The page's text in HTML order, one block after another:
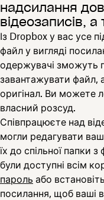
надсилання
відеозаписів,
Із Dropbox у вас усе
файл у вигляді
одержувачі зможуть
завантажувати файл,
оригінал. Ви можете
власний розсуд.
Співпрацюєте над
могли редагувати
їх до спільної папки
були доступні всім
пароль або
посилання, щоб ваші